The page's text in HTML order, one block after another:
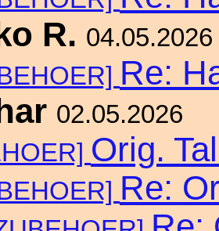
R. 04.05.2026
Re:
02.05.2026
Orig.
Re: